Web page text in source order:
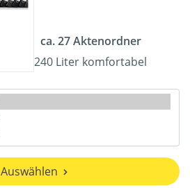
ca. 27 Aktenordner
240 Liter komfortabel
Auswählen